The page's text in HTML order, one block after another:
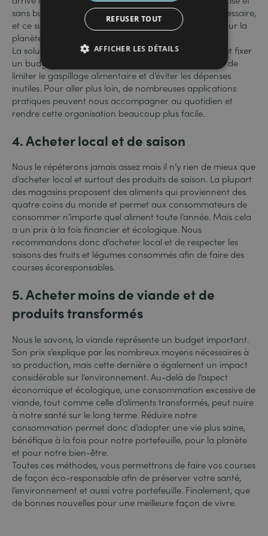
sans budget défini. Nous achetons alors plus que nécessaire,
et ce surplus n’est ni bon pour notre portefeuille ni pour la
planète.
La solution est simple : préparer une liste de courses et fixer
un budget avant de passer en magasin. Cela permet de
limiter le gaspillage alimentaire et d’éviter les dépenses
inutiles. Pour aller plus loin, de nombreuses applications
pratiques peuvent nous accompagner au quotidien et
rendre cette organisation beaucoup plus facile.
4. Acheter local et de saison
Nous le répéterons jamais assez mais il n’y rien de mieux que
d’acheter local et surtout des produits de saison. La plupart
des magasins proposent des aliments qui proviennent des
quatre coins du monde et permet aux consommateurs de
consommer n’importe quel aliment toute l’année. Mais cela
a un prix à la fois financier et écologique. Nous
recommandons donc d’acheter local et de respecter les
saisons des fruits et légumes consommés afin de faire des
courses écoresponsables.
5. Acheter moins de viande et de
produits transformés
Nous le savons, la viande représente un budget important.
Son prix s’explique par les nombreux moyens nécessaires à
sa production, mais cette dernière a également un impact
considérable sur l’environnement. Au-delà de l’aspect
économique et écologique, une consommation excessive de
viande, tout comme celle d’aliments transformés, peut nuire
à notre santé sur le long terme. Réduire notre
consommation permet donc d’adopter une vie plus saine,
bénéfique à la fois pour notre portefeuille, pour la planète
et pour notre bien-être.
Toutes ces méthodes, vous permettrons de faire vos courses
de façon éco-responsable afin de préserver votre santé,
l’environnement et aussi votre portefeuille. Finalement, que
de bonnes nouvelles pour une meilleure façon de vivre.
REFUSER TOUT
AFFICHER LES DÉTAILS